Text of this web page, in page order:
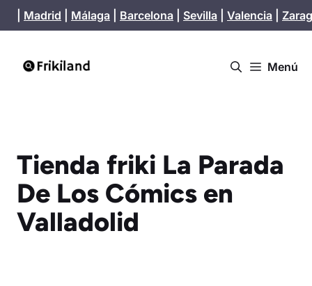
Saltar
al
Madrid Málaga Barcelona Sevilla Valencia
Menú
Tienda friki La Parada
De Los Cómics en
Valladolid